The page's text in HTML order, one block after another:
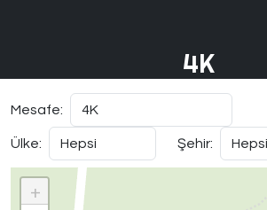
4K
Mesafe:
Ülke: Şehir:
+